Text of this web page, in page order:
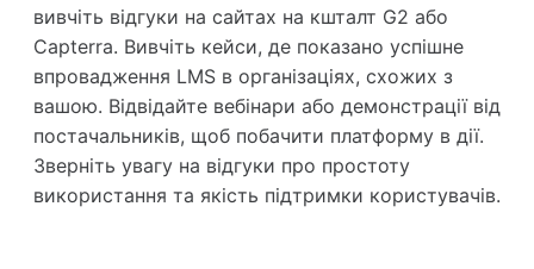
вивчіть відгуки на сайтах на кшталт G2 або
Capterra. Вивчіть кейси, де показано успішне
впровадження LMS в організаціях, схожих з
вашою. Відвідайте вебінари або демонстрації від
постачальників, щоб побачити платформу в дії.
Зверніть увагу на відгуки про простоту
використання та якість підтримки користувачів.